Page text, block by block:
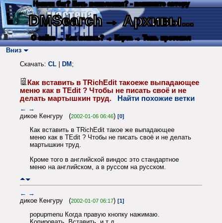
Нашли баг? Есть пожелания? - напишите автору
DMSearch→ Архивы...
О сайте → Как искать? → Карта → Текс. протокол
Вниз
Скачать: CL DM ;
Как вставить в TRichEdit такоеже выпадающее
меню как в TEdit ? Чтобы не писать своё и не
делать мартышкин труд.
Найти похожие ветки
← →
дикое Кенгуру (2002-01-06 06:46) [0]
Как вставить в TRichEdit такое же выпадающее
меню как в TEdit ? Чтобы не писать своё и не делать
мартышкин труд.
Кроме того в английской виндос это стандартное
меню на английском, а в руссом на русском.
← →
дикое Кенгуру (2002-01-07 06:17) [1]
popupmenu Когда правую кнопку нажимаю.